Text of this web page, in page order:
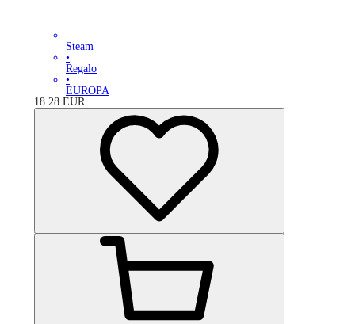
Steam
•
Regalo
•
EUROPA
18.28 EUR